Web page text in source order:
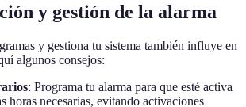
y gestión de la alarma
y gestiona tu sistema también influye en
algunos consejos:
: Programa tu alarma para que esté activa
horas necesarias, evitando activaciones